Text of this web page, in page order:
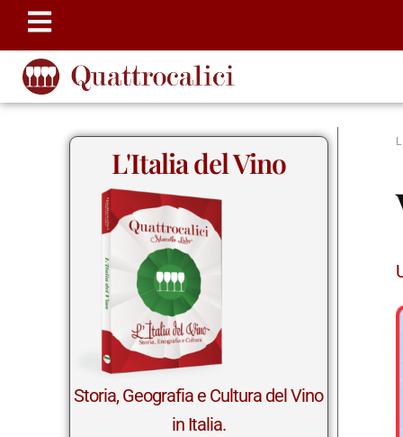
L'Italia del Vino
Storia, Geografia e Cultura del Vino
in Italia.